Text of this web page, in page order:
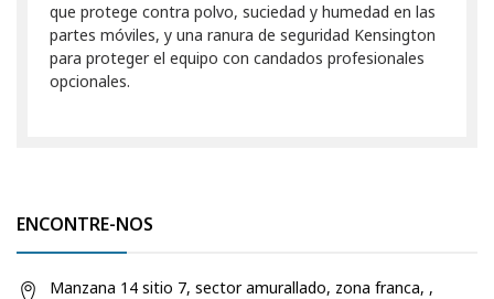
que protege contra polvo, suciedad y humedad en las
partes móviles, y una ranura de seguridad Kensington
para proteger el equipo con candados profesionales
opcionales.
ENCONTRE-NOS
Manzana 14 sitio 7, sector amurallado, zona franca, ,